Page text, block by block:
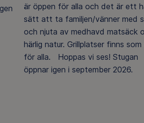
är öppen för alla och det är ett
sätt att ta familjen/vänner med
och njuta av medhavd matsäck
härlig natur. Grillplatser finns som
för alla. Hoppas vi ses! Stugan
öppnar igen i september 2026.